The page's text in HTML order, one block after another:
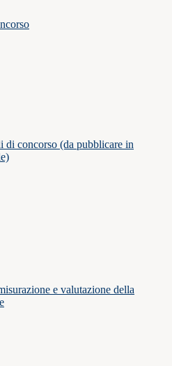
di concorso (da pubblicare in
e valutazione della